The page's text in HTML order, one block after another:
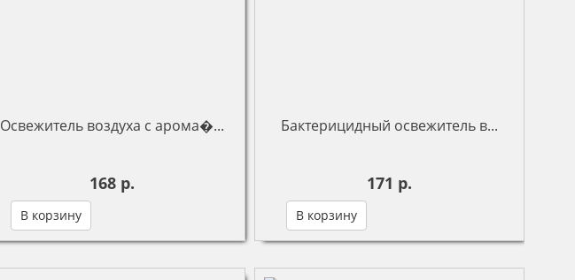
Освежитель воздуха с арома�...
168 р.
В корзину
Бактерицидный освежитель в...
171 р.
В корзину